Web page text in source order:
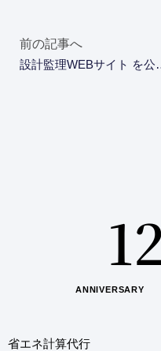
前の記事へ
設計監理
1
23
省エネ計算代行